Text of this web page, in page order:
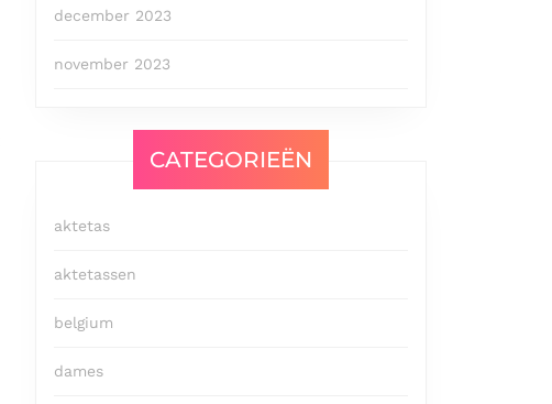
december 2023
november 2023
CATEGORIEËN
aktetas
aktetassen
belgium
dames